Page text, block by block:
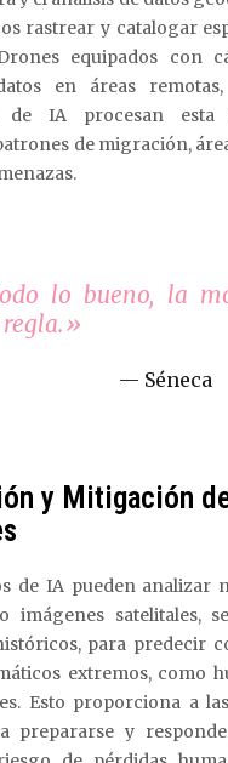
rastrear y catalogar
equipados con
en áreas
de IA procesan esta
de migración,
lo bueno, la
Séneca
y Mitigación
de IA pueden analizar
imágenes satelitales,
para predecir
extremos, como
Esto proporciona a
prepararse y